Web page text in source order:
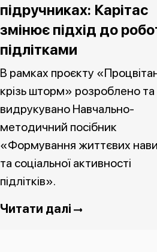
підручниках: Карітас
змінює підхід до
підлітками
В рамках проєкту
крізь шторм» розроблено та
видрукувано Навчально-
методичний посібник
«Формування життєвих
та соціальної активності
підлітків».
Читати далі